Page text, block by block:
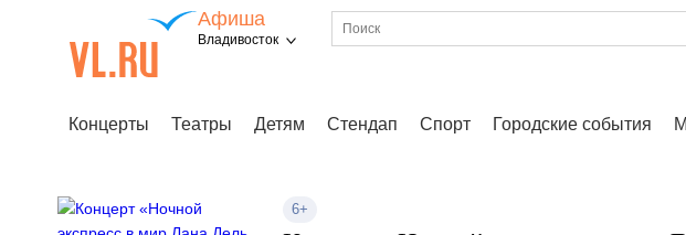
Афиша
Владивосток
Концерты Театры Детям Стендап Спорт Городские события
6+